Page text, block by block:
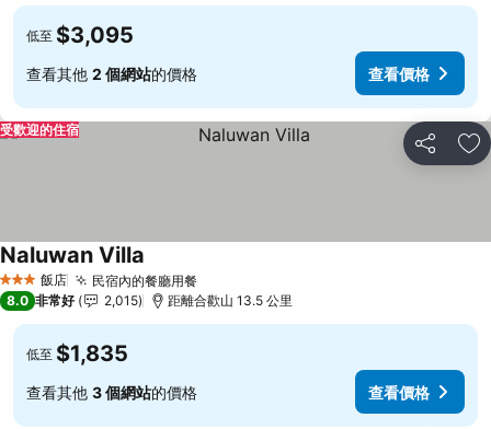
低至 $3,095
查看其他 2 個網站的價格 查看價格
分享 加
受歡迎的住宿
3 星級 飯店 民宿內的餐廳用餐查看價格
Naluwan Villa
8.0 非常好 2,015 距離合歡山 13.5 公里
低至 $1,835
查看其他 3 個網站的價格 查看價格